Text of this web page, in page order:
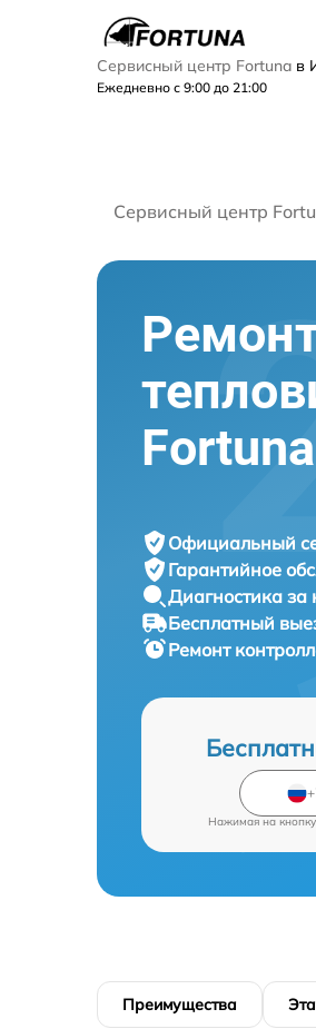
Сервисный центр Fortuna в
Ежедневно с 9:00 до 21:00
Сервисный центр
Официальный
Гарантийное
Диагностика за
Бесплатный
Ремонт
Нажимая на
Преимущества